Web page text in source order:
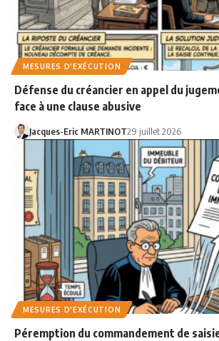
MESURES D'EXÉCUTION
Défense du créancier en appel du
face à une clause abusive
Jacques-Eric MARTINOT29 juillet 2026
MESURES D'EXÉCUTION
Péremption du commandement de